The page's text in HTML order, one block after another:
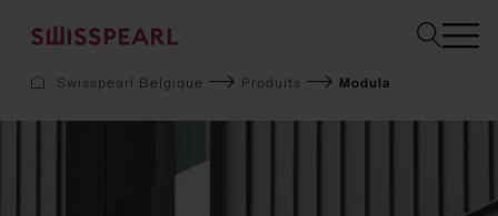
Façade
Swisspearl Belgique Produits Modula